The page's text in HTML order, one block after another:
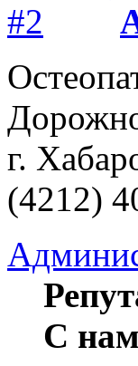
г.
(4212)
С